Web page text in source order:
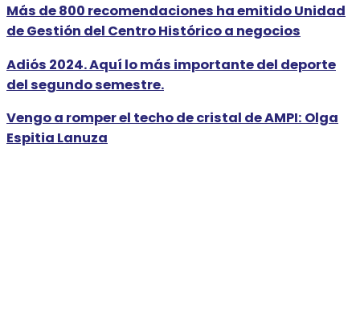
Más de 800 recomendaciones ha emitido Unidad
de Gestión del Centro Histórico a negocios
Adiós 2024. Aquí lo más importante del deporte
del segundo semestre.
Vengo a romper el techo de cristal de AMPI: Olga
Espitia Lanuza